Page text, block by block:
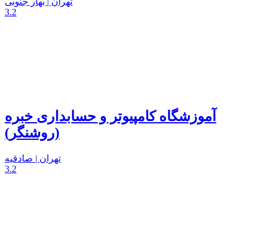
3.2
آموزشگاه کامپیوتر و حسابداری خبره
(روشنگر)
تهران | صادقیه
3.2